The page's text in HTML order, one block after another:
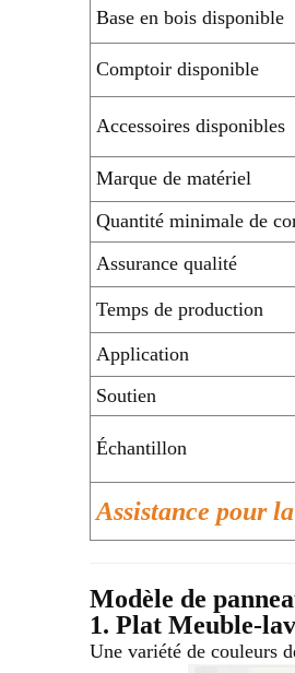
Base en bois disponible
Comptoir disponible
Accessoires disponibles
Marque de matériel
Quantité minimale de
Assurance qualité
Temps de production
Application
Soutien
Échantillon
Assistance pour
Modèle de
1. Plat Meuble-
Une variété de couleurs